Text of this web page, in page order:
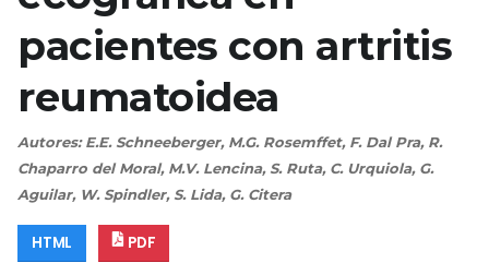
pacientes con artritis
reumatoidea
Autores: E.E. Schneeberger, M.G. Rosemffet, F. Dal Pra, R.
Chaparro del Moral, M.V. Lencina, S. Ruta, C. Urquiola, G.
Aguilar, W. Spindler, S. Lida, G. Citera
HTML PDF